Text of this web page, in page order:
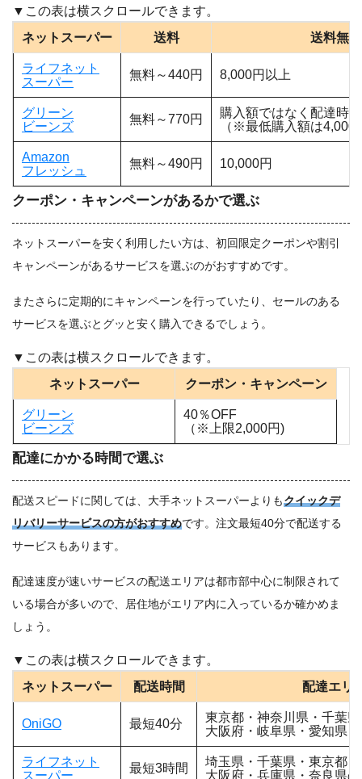
ネットスーパー 送料 送料無
ライフネット
スーパー
無料～440円 8,000円以上
グリーン
ビーンズ
無料～770円
購入額ではなく配達時
（※最低購入額は4,000
Amazon
フレッシュ
無料～490円 10,000円
クーポン・キャンペーンがあるかで選ぶ
ネットスーパーを安く利用したい方は、初回限定クーポンや割引
キャンペーンがあるサービスを選ぶのがおすすめです。
またさらに定期的にキャンペーンを行っていたり、セールのある
サービスを選ぶとグッと安く購入できるでしょう。
ネットスーパー クーポン・キャンペーン
グリーン
ビーンズ
40％OFF
（※上限2,000円)
配達にかかる時間で選ぶ
配送スピードに関しては、大手ネットスーパーよりもクイックデ
リバリーサービスの方がおすすめです。注文最短40分で配送する
サービスもあります。
配達速度が速いサービスの配送エリアは都市部中心に制限されて
いる場合が多いので、居住地がエリア内に入っているか確かめま
しょう。
ネットスーパー 配送時間 配達エリ
OniGO 最短40分
東京都・神奈川県・千葉
大阪府・岐阜県・愛知県
ライフネット
スーパー
最短3時間
埼玉県・千葉県・東京都
大阪府・兵庫県・奈良県